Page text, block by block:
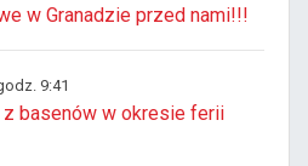
w Granadzie przed nami!!!
9:41
z basenów w okresie ferii